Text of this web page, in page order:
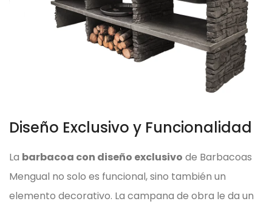
Diseño Exclusivo y Funcionalidad
La barbacoa con diseño exclusivo de Barbacoas
Mengual no solo es funcional, sino también un
elemento decorativo. La campana de obra le da un